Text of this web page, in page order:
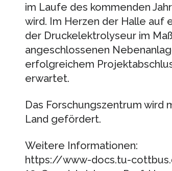
im Laufe des kommenden
wird. Im Herzen der Halle auf
der Druckelektrolyseur im
angeschlossenen
erfolgreichem
erwartet.
Das Forschungszentrum wird
Land gefördert.
Weitere Informationen:
https://www-docs.tu-